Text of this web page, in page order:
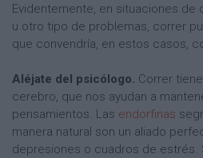
Evidentemente, en situaciones de
u otro tipo de problemas, correr
que convendría, en estos casos,
Aléjate del psicólogo. Correr
cerebro, que nos ayudan a
pensamientos. Las endorfinas
manera natural son un aliado
depresiones o cuadros de estrés.